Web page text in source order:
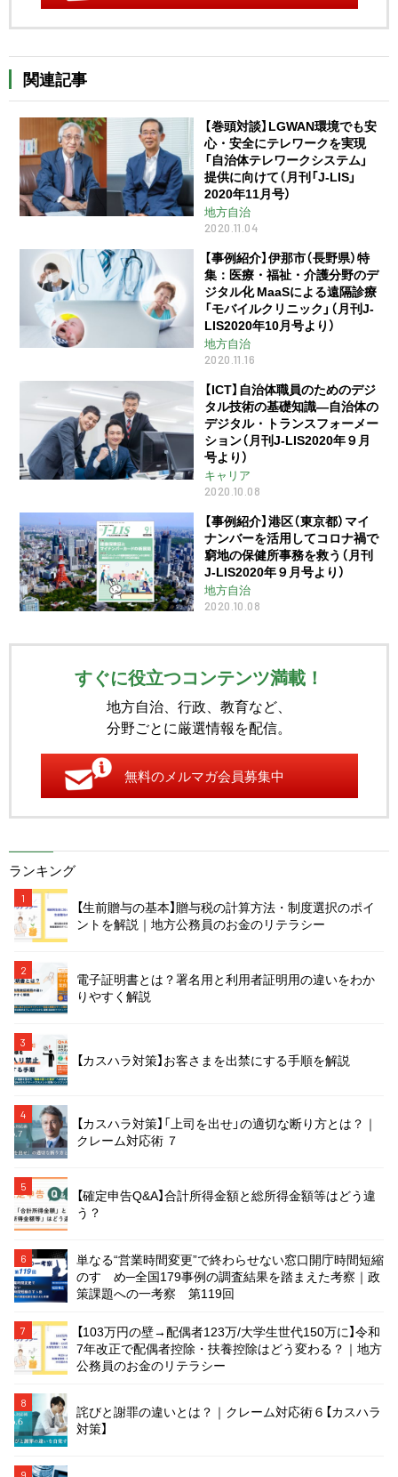
関連記事
【巻頭対談】LGWAN環境でも安
心・安全にテレワークを実現
「自治体テレワークシステム」
提供に向けて（月刊「J-LIS」
2020年11月号）
地方自治
2020.11.04
【事例紹介】伊那市（長野県）特
集：医療・福祉・介護分野のデ
ジタル化 MaaSによる遠隔診療
「モバイルクリニック」（月刊J-
LIS2020年10月号より）
地方自治
2020.11.16
【ICT】自治体職員のためのデジ
タル技術の基礎知識―自治体の
デジタル・トランスフォーメー
ション（月刊J-LIS2020年９月
号より）
キャリア
2020.10.08
【事例紹介】港区（東京都）マイ
ナンバーを活用してコロナ禍で
窮地の保健所事務を救う（月刊
J-LIS2020年９月号より）
地方自治
2020.10.08
すぐに役立つコンテンツ満載！
地方自治、行政、教育など、
分野ごとに厳選情報を配信。
無料のメルマガ会員募集中
ランキング
1
【生前贈与の基本】贈与税の計算方法・制度選択のポイ
ントを解説｜地方公務員のお金のリテラシー
2
電子証明書とは？署名用と利用者証明用の違いをわか
りやすく解説
3
【カスハラ対策】お客さまを出禁にする手順を解説
4
【カスハラ対策】「上司を出せ」の適切な断り方とは？｜
クレーム対応術 ７
5
【確定申告Q&A】合計所得金額と総所得金額等はどう違
う？
6
単なる“営業時間変更”で終わらせない窓口開庁時間短縮
のすゝめ─全国179事例の調査結果を踏まえた考察｜政
策課題への一考察 第119回
7
【103万円の壁→配偶者123万/大学生世代150万に】令和
7年改正で配偶者控除・扶養控除はどう変わる？｜地方
公務員のお金のリテラシー
8
詫びと謝罪の違いとは？｜クレーム対応術６【カスハラ
対策】